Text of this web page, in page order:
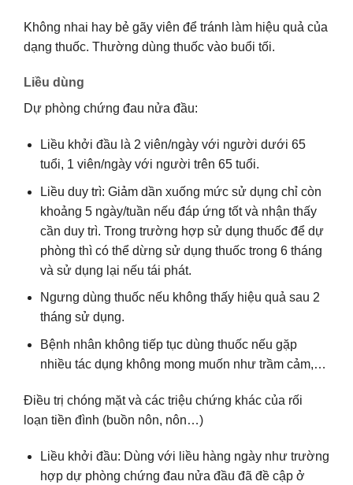
Không nhai hay bẻ gãy viên để tránh làm hiệu quả của
dạng thuốc. Thường dùng thuốc vào buổi tối.
Liều dùng
Dự phòng chứng đau nửa đầu:
Liều khởi đầu là 2 viên/ngày với người dưới 65
tuổi, 1 viên/ngày với người trên 65 tuổi.
Liều duy trì: Giảm dần xuống mức sử dụng chỉ còn
khoảng 5 ngày/tuần nếu đáp ứng tốt và nhận thấy
cần duy trì. Trong trường hợp sử dụng thuốc để dự
phòng thì có thể dừng sử dụng thuốc trong 6 tháng
và sử dụng lại nếu tái phát.
Ngưng dùng thuốc nếu không thấy hiệu quả sau 2
tháng sử dụng.
Bệnh nhân không tiếp tục dùng thuốc nếu gặp
nhiều tác dụng không mong muốn như trầm cảm,…
Điều trị chóng mặt và các triệu chứng khác của rối
loạn tiền đình (buồn nôn, nôn…)
Liều khởi đầu: Dùng với liều hàng ngày như trường
hợp dự phòng chứng đau nửa đầu đã đề cập ở